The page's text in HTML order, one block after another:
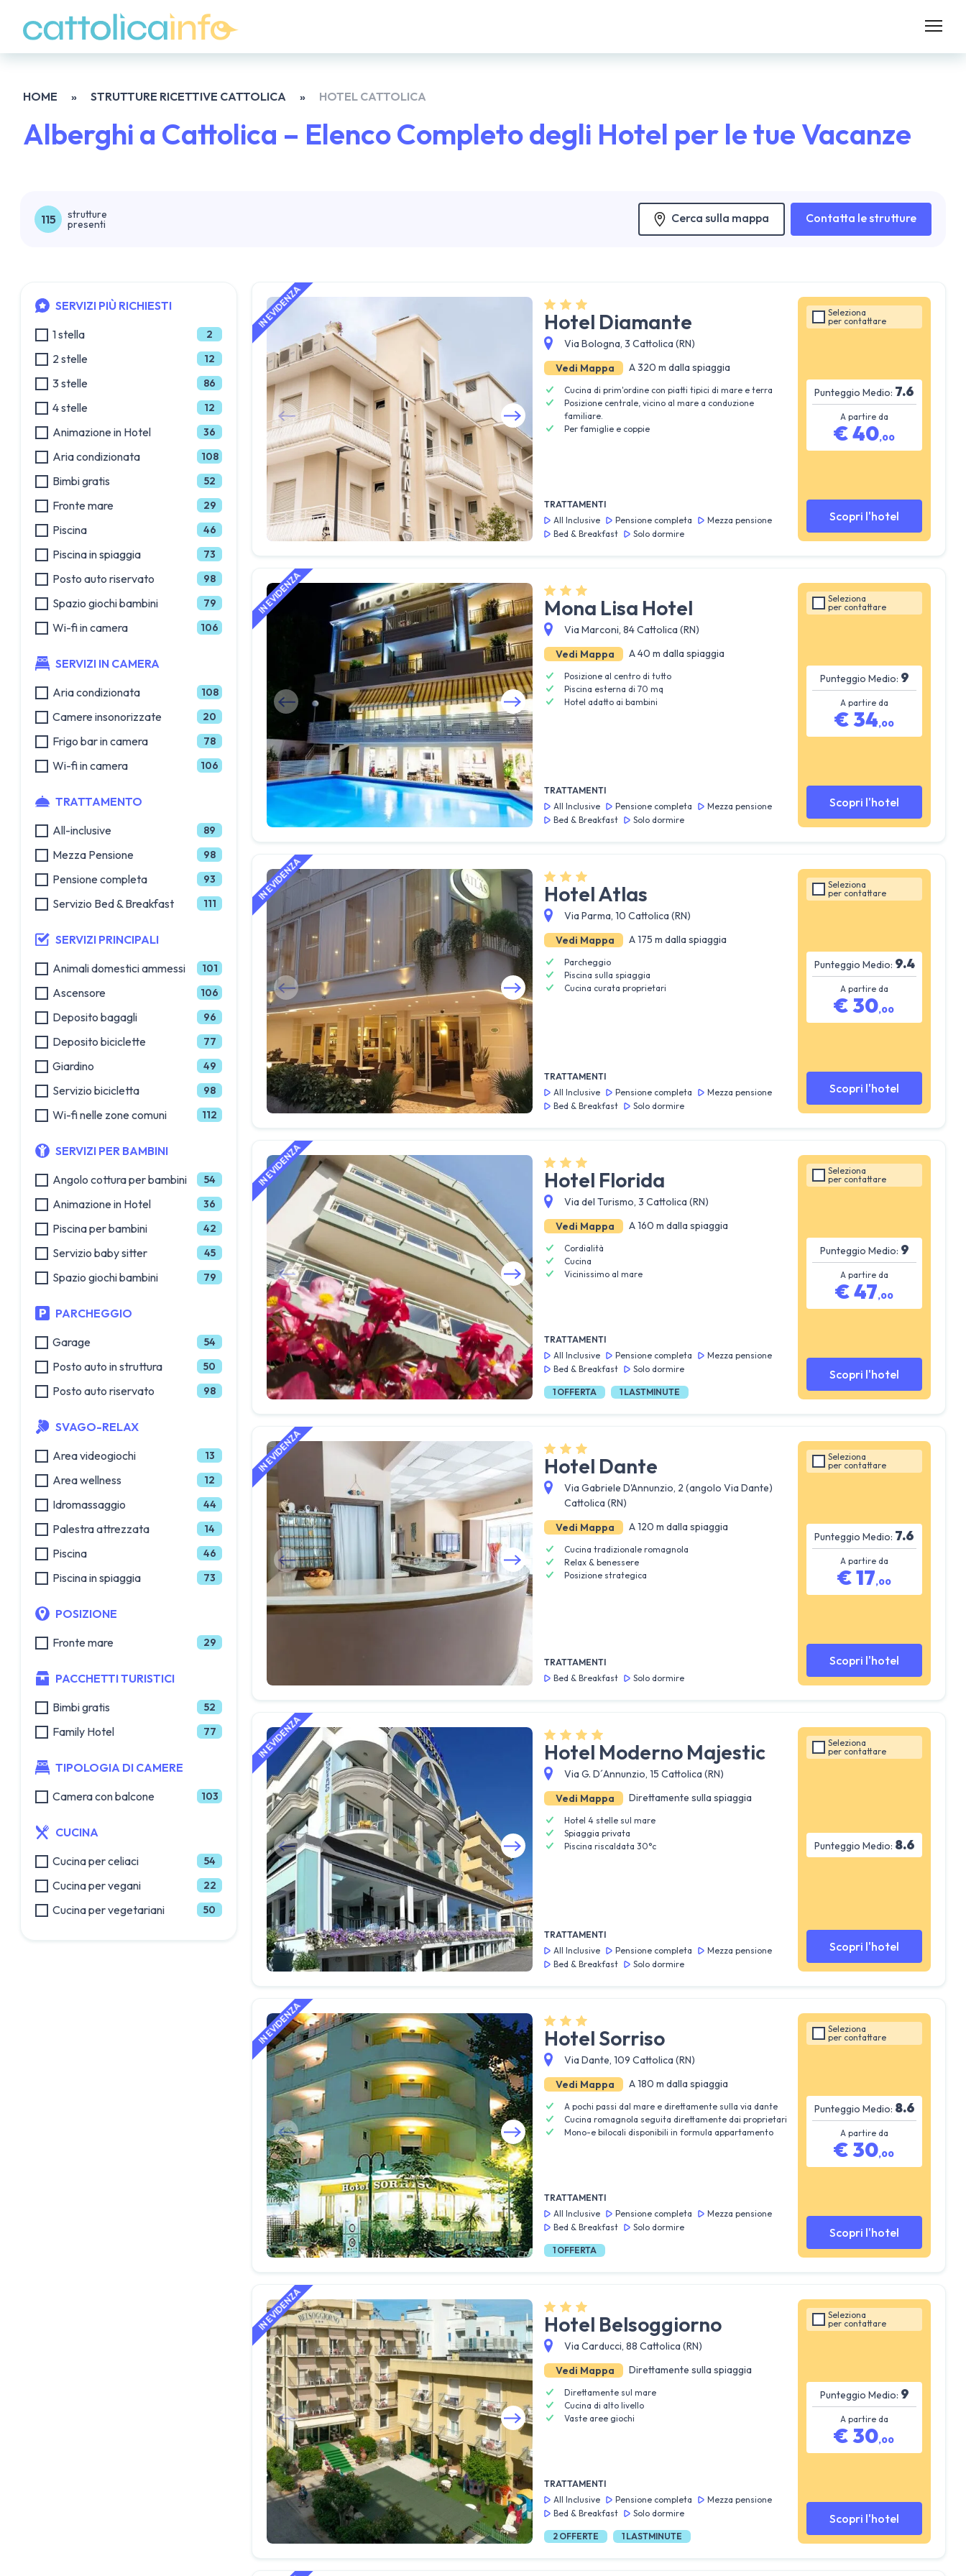
HOME » STRUTTURE RICETTIVE CATTOLICA » HOTEL CATTOLICA
Alberghi a Cattolica – Elenco Completo degli Hotel per le tue Vacanze
115 strutture
presenti Cerca sulla mappa Contatta le strutture
SERVIZI PIÙ RICHIESTI
1 stella
2
2 stelle 12
3 stelle 86
4 stelle 12
Animazione in Hotel 36
Aria condizionata 108
Bimbi gratis 52
Fronte mare 29
Piscina 46
Piscina in spiaggia 73
Posto auto riservato 98
Spazio giochi bambini 79
Wi-fi in camera 106
SERVIZI IN CAMERA
Aria condizionata
108
Camere insonorizzate 20
Frigo bar in camera 78
Wi-fi in camera 106
TRATTAMENTO
All-inclusive
89
Mezza Pensione 98
Pensione completa 93
Servizio Bed & Breakfast 111
SERVIZI PRINCIPALI
Animali domestici ammessi
101
Ascensore 106
Deposito bagagli 96
Deposito biciclette 77
Giardino 49
Servizio bicicletta 98
Wi-fi nelle zone comuni 112
SERVIZI PER BAMBINI
Angolo cottura per bambini
54
Animazione in Hotel 36
Piscina per bambini 42
Servizio baby sitter 45
Spazio giochi bambini 79
PARCHEGGIO
Garage
54
Posto auto in struttura 50
Posto auto riservato 98
SVAGO-RELAX
Area videogiochi
13
Area wellness 12
Idromassaggio 44
Palestra attrezzata 14
Piscina 46
Piscina in spiaggia 73
POSIZIONE
Fronte mare
29
PACCHETTI TURISTICI
Bimbi gratis
52
Family Hotel 77
TIPOLOGIA DI CAMERE
Camera con balcone
103
CUCINA
Cucina per celiaci
54
Cucina per vegani 22
Cucina per vegetariani 50
Guarda tutte le foto
Hotel Diamante
Via Bologna, 3 Cattolica (RN)
Vedi Mappa
A 320 m dalla spiaggia
Cucina di prim'ordine con piatti tipici di mare e terra
Posizione centrale, vicino al mare a conduzione
familiare.
Per famiglie e coppie
TRATTAMENTI
All Inclusive
Pensione completa
Mezza pensione
Bed & Breakfast
Solo dormire
Seleziona
per contattare
Punteggio Medio: 7.6
A partire da
€40,00
Scopri l'hotel
Guarda tutte le foto
Mona Lisa Hotel
Via Marconi, 84 Cattolica (RN)
Vedi Mappa
A 40 m dalla spiaggia
Posizione al centro di tutto
Piscina esterna di 70 mq
Hotel adatto ai bambini
TRATTAMENTI
All Inclusive
Pensione completa
Mezza pensione
Bed & Breakfast
Solo dormire
Seleziona
per contattare
Punteggio Medio: 9
A partire da
€34,00
Scopri l'hotel
Guarda tutte le foto
Hotel Atlas
Via Parma, 10 Cattolica (RN)
Vedi Mappa
A 175 m dalla spiaggia
Parcheggio
Piscina sulla spiaggia
Cucina curata proprietari
TRATTAMENTI
All Inclusive
Pensione completa
Mezza pensione
Bed & Breakfast
Solo dormire
Seleziona
per contattare
Punteggio Medio: 9.4
A partire da
€30,00
Scopri l'hotel
Guarda tutte le foto
Hotel Florida
Via del Turismo, 3 Cattolica (RN)
Vedi Mappa
A 160 m dalla spiaggia
Cordialità
Cucina
Vicinissimo al mare
TRATTAMENTI
All Inclusive
Pensione completa
Mezza pensione
Bed & Breakfast
Solo dormire
1 OFFERTA 1 LASTMINUTE
Seleziona
per contattare
Punteggio Medio: 9
A partire da
€47,00
Scopri l'hotel
Hotel Dante
Via Gabriele D'Annunzio, 2 (angolo Via Dante)
Cattolica (RN)
Vedi Mappa
A 120 m dalla spiaggia
Cucina tradizionale romagnola
Relax & benessere
Posizione strategica
TRATTAMENTI
Bed & Breakfast
Solo dormire
Seleziona
per contattare
Punteggio Medio: 7.6
A partire da
€17,00
Scopri l'hotel
Guarda tutte le foto
Hotel Moderno Majestic
Via G. D´Annunzio, 15 Cattolica (RN)
Vedi Mappa
Direttamente sulla spiaggia
Hotel 4 stelle sul mare
Spiaggia privata
Piscina riscaldata 30°c
TRATTAMENTI
All Inclusive
Pensione completa
Mezza pensione
Bed & Breakfast
Solo dormire
Seleziona
per contattare
Punteggio Medio: 8.6
Scopri l'hotel
Guarda tutte le foto
Hotel Sorriso
Via Dante, 109 Cattolica (RN)
Vedi Mappa
A 180 m dalla spiaggia
A pochi passi dal mare e direttamente sulla via dante
Cucina romagnola seguita direttamente dai proprietari
Mono-e bilocali disponibili in formula appartamento
TRATTAMENTI
All Inclusive
Pensione completa
Mezza pensione
Bed & Breakfast
Solo dormire
1 OFFERTA
Seleziona
per contattare
Punteggio Medio: 8.6
A partire da
€30,00
Scopri l'hotel
Guarda tutte le foto
Hotel Belsoggiorno
Via Carducci, 88 Cattolica (RN)
Vedi Mappa
Direttamente sulla spiaggia
Direttamente sul mare
Cucina di alto livello
Vaste aree giochi
TRATTAMENTI
All Inclusive
Pensione completa
Mezza pensione
Bed & Breakfast
Solo dormire
2 OFFERTE 1 LASTMINUTE
Seleziona
per contattare
Punteggio Medio: 9
A partire da
€30,00
Scopri l'hotel